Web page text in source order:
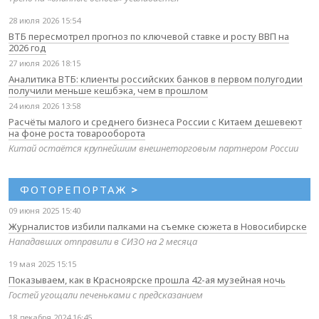
28 июля 2026 15:54
ВТБ пересмотрел прогноз по ключевой ставке и росту ВВП на
2026 год
27 июля 2026 18:15
Аналитика ВТБ: клиенты российских банков в первом полугодии
получили меньше кешбэка, чем в прошлом
24 июля 2026 13:58
Расчёты малого и среднего бизнеса России с Китаем дешевеют
на фоне роста товарооборота
Китай остаётся крупнейшим внешнеторговым партнером России
ФОТОРЕПОРТАЖ >
09 июня 2025 15:40
Журналистов избили палками на съемке сюжета в Новосибирске
Нападавших отправили в СИЗО на 2 месяца
19 мая 2025 15:15
Показываем, как в Красноярске прошла 42-ая музейная ночь
Гостей угощали печеньками с предсказанием
18 декабря 2024 16:45